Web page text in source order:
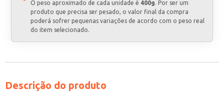
O peso aproximado de cada unidade é 400g. Por ser um
produto que precisa ser pesado, o valor final da compra
poderá sofrer pequenas variações de acordo com o peso real
do item selecionado.
Descrição do produto